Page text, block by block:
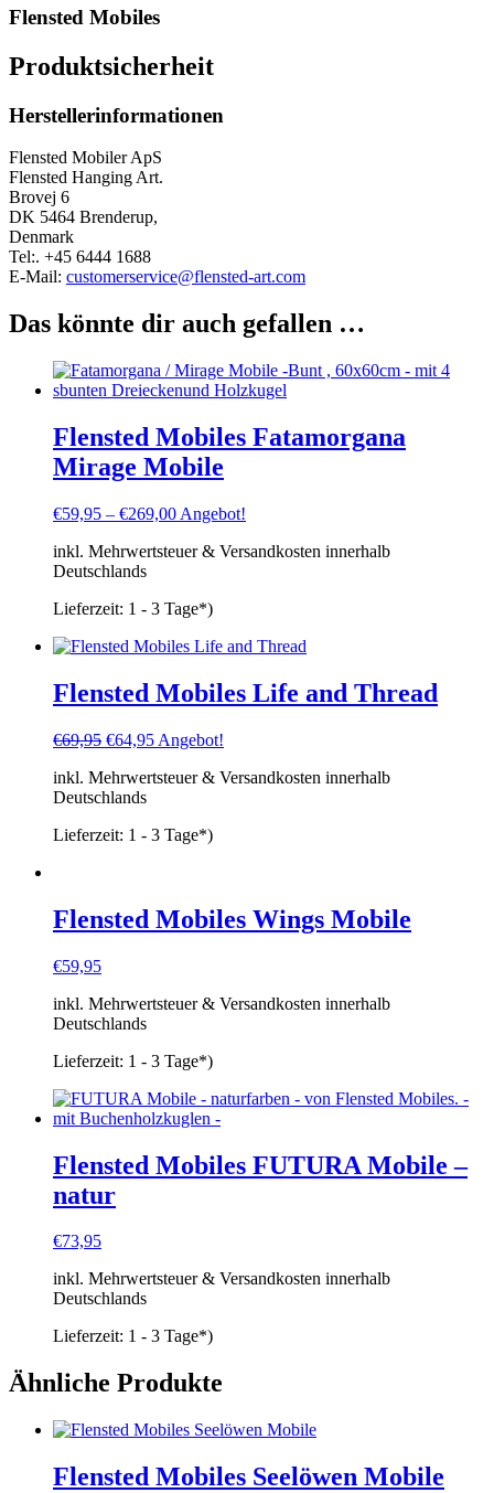
Flensted Mobiles
Produktsicherheit
Herstellerinformationen
Flensted Mobiler ApS
Flensted Hanging Art.
Brovej 6
DK 5464 Brenderup,
Denmark
Tel:. +45 6444 1688
E-Mail: customerservice@flensted-art.com
Das könnte dir auch gefallen …
Flensted Mobiles Fatamorgana
Mirage Mobile
€59,95 – €269,00 Angebot!
inkl. Mehrwertsteuer & Versandkosten innerhalb
Deutschlands
Lieferzeit: 1 - 3 Tage*)
Flensted Mobiles Life and Thread
€69,95 Ursprünglicher
war:
€69,95
€64,95Aktueller
ist:
Angebot!
inkl. Mehrwertsteuer & Versandkosten innerhalb
Deutschlands
Lieferzeit: 1 - 3 Tage*)
Flensted Mobiles Wings Mobile
€59,95
inkl. Mehrwertsteuer & Versandkosten innerhalb
Deutschlands
Lieferzeit: 1 - 3 Tage*)
Flensted Mobiles FUTURA Mobile –
natur
€73,95
inkl. Mehrwertsteuer & Versandkosten innerhalb
Deutschlands
Lieferzeit: 1 - 3 Tage*)
Ähnliche Produkte
Flensted Mobiles Seelöwen Mobile